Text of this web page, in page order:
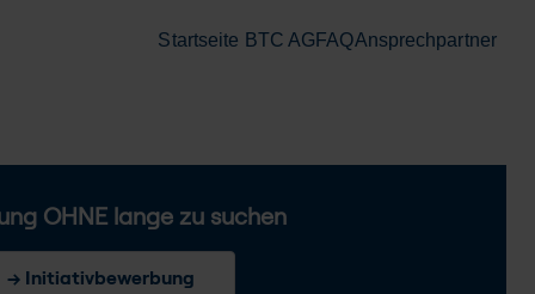
Startseite BTC AG FAQAnsprechpartner
OHNE lange zu suchen
→ Initiativbewerbung